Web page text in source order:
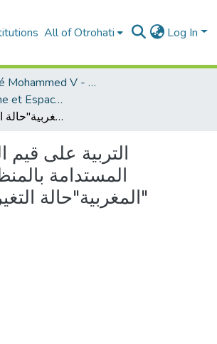
All of Otrohati Log In
Université Mohammed V - Rabat
CEDoc - Homme et Espace dans le Monde Méditerranéen
التربية على قيم البيئة والتنمية المستدامة بالمنظومة التربوية المغربية"حالة التغيرات المناخية"
التربية على قيم
المستدامة
المغربية"حالة التغيرات المناخية"